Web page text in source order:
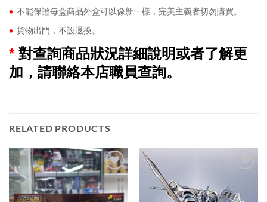
♦ 不能保證每盒商品外盒可以像新一樣，完美主義者切勿購買。
♦ 貨物出門，不設退換。
* 對查詢商品狀況詳細說明或者了解更
加，請聯絡本店職員查詢。
RELATED PRODUCTS